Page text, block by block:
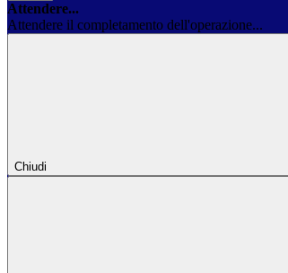
Attendere...
Attendere il completamento dell'operazione...
Chiudi